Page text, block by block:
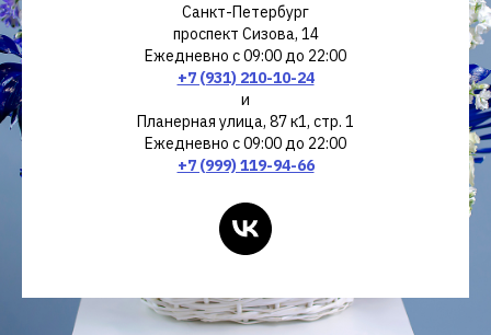
Санкт-Петербург
проспект Сизова, 14
Ежедневно с 09:00 до 22:00
+7 (931) 210-10-24
и
Планерная улица, 87 к1, стр. 1
Ежедневно с 09:00 до 22:00
+7 (999) 119-94-66